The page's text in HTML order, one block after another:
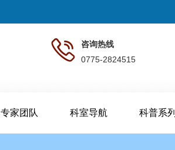
咨询热线
0775-2824515
专家团队 科室导航 科普系列